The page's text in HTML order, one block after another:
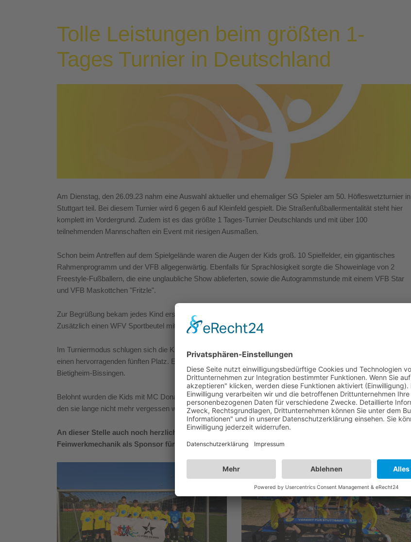
Tolle Leistungen beim größten 1-
Tages Turnier in Deutschland
Am Dienstag, den 26.09.23 nahm eine Auswahl aktueller und ehemaliger SG Spieler am 50. Höfleswetzturnier in
Stuttgart teil. Bei diesem Turnier wird 6 gegen 6 auf Kleinfeld gespielt. Die Straßenfußballermentalität steht hier
komplett im Vordergrund. Zudem ist es das größte 1 Tages-Turnier Deutschlands und mit über 100
teilnehmenden Mannschaften ein Event mit riesigen Ausmaßen.
Schon beim Antreffen auf dem Spielgelände waren die Augen der Kids groß. 10 Spielfelder, ein gigantisches
Rahmenprogramm und der VFB allgegenwärtig. Ebenfalls für Sprachlosigkeit sorgte die Showeinlage von 2
Freestyle-Fußballern, die eine unglaubliche Show ablieferten, sowie die Autogrammstunde mit einem VFB Star
und VFB Maskottchen "Fritzle".
Zur Begrüßung bekam jedes Kind erst einmal ein originales DFB Heimtrikot für die Heim EM 2024 geschenkt.
Zusätzlich einen WFV Sportbeutel mit Essensgutscheinen und Freigetränken.
Im Turniermodus schlugen sich die Kinds (geboren nach dem 01.08.2009) großartig und belegten am Ende
einen hervorragenden fünften Platz. Erster wurde eine Auswahl der Stuttgarter Kickers, Zweiter die Jungs von
Bietigheim-Bissingen.
Belohnt wurden die Kids mit MC Donalds auf der Heimfahrt. Für alle teilnehmenden Kinder bestimmt ein Tag,
den sie lange nicht mehr vergessen werden.
An dieser Stelle auch noch herzlichen Dank an Sven Osterfeld, der mit seiner Firma Jerg-
Feinwerkmechanik als Sponsor für die Trikotoberteile eingesprungen ist.